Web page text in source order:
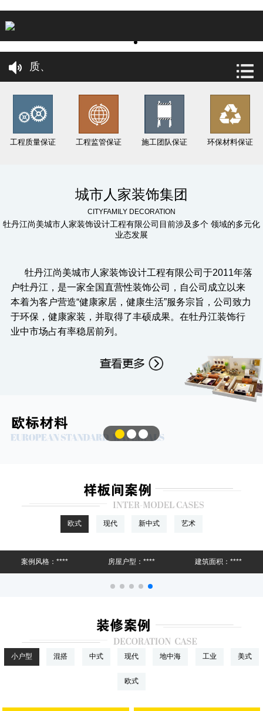
1 2
质、
健康 环保 品质 绿色 装修
牡丹江城市人家 十年耕耘 更懂丹江 更懂你
店内标准佩戴口罩定时杀毒，共抗疫情，防患于未
签单享重磅豪礼
专业大宅设计、高端设计、高端施工、一线城市品
质、
健康 环保 品质 绿色 装修
牡丹江城市人家 十年耕耘 更懂丹江 更懂你
2020年，工艺材料升级“更环保、更健康、性价比
专享量身定做设计
专业大宅设计、高端设计、高端施工、一线城市品
健康 环保 品质 绿色 装修
牡丹江城市人家 十年耕耘 更懂丹江 更懂你
工程质量保证 工程监管保证 施工团队保证 环保材料保证
城市人家装饰集团
CITYFAMILY DECORATION
牡丹江尚美城市人家装饰设计工程有限公司目前涉及多个 领域的多元化
业态发展
牡丹江尚美城市人家装饰设计工程有限公司于2011年落
户牡丹江，是一家全国直营性装饰公司，自公司成立以来
本着为客户营造“健康家居，健康生活”服务宗旨，公司致力
于环保，健康家装，并取得了丰硕成果。在牡丹江装饰行
业中市场占有率稳居前列。
欧式 现代 新中式 艺术
案例风格：**** 房屋户型：**** 建筑面积：****
小户型 混搭 中式 现代 地中海 工业 美式
欧式